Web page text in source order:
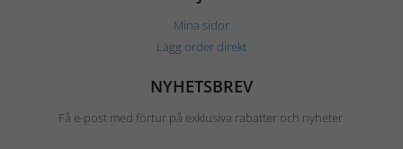
Mina sidor
Lägg order direkt
NYHETSBREV
Få e-post med förtur på exklusiva rabatter och nyheter.